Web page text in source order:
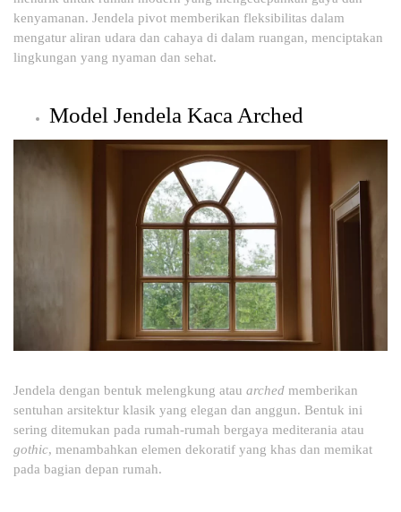
kenyamanan. Jendela pivot memberikan fleksibilitas dalam
mengatur aliran udara dan cahaya di dalam ruangan, menciptakan
lingkungan yang nyaman dan sehat.
Model Jendela Kaca Arched
Jendela dengan bentuk melengkung atau arched memberikan
sentuhan arsitektur klasik yang elegan dan anggun. Bentuk ini
sering ditemukan pada rumah-rumah bergaya mediterania atau
gothic, menambahkan elemen dekoratif yang khas dan memikat
pada bagian depan rumah.